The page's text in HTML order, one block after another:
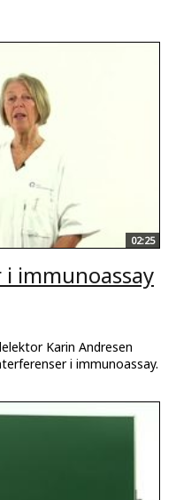
02:25
immunoassay
Karin Andresen
i immunoassay.